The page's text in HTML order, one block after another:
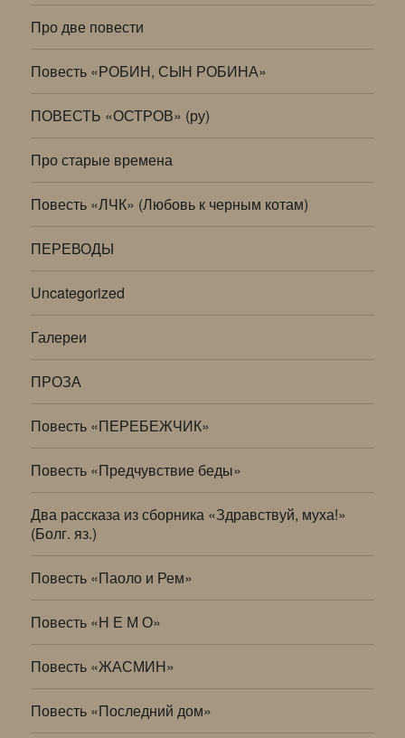
Про две повести
Повесть «РОБИН, СЫН РОБИНА»
ПОВЕСТЬ «ОСТРОВ» (ру)
Про старые времена
Повесть «ЛЧК» (Любовь к черным котам)
ПЕРЕВОДЫ
Uncategorized
Галереи
ПРОЗА
Повесть «ПЕРЕБЕЖЧИК»
Повесть «Предчувствие беды»
Два рассказа из сборника «Здравствуй, муха!»
(Болг. яз.)
Повесть «Паоло и Рем»
Повесть «Н Е М О»
Повесть «ЖАСМИН»
Повесть «Последний дом»